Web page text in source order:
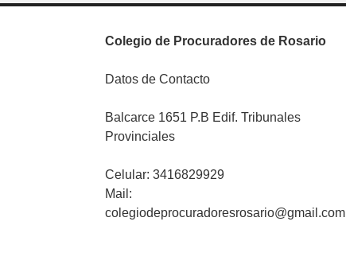
Colegio de Procuradores de Rosario
Datos de Contacto
Balcarce 1651 P.B Edif. Tribunales
Provinciales
Celular: 3416829929
Mail:
colegiodeprocuradoresrosario@gmail.com